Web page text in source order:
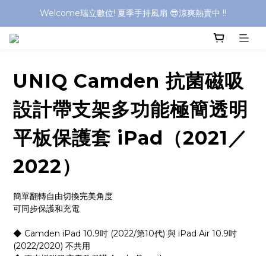
Welcome瑞立數位! 夏季手持風扇 😎涼爽熱賣中 !!
Welcome瑞立數位! 夏季手持風扇 😎涼爽熱賣中 !!
UNIQ Camden 抗菌磁吸
設計帶支架多功能極簡透明
平板保護套 iPad（2021／
2022）
簡單翻轉自由切換完美角度
可同步保護和充電
◆ Camden iPad 10.9吋 (2022/第10代) 與 iPad Air 10.9吋
(2022/2020) 不共用